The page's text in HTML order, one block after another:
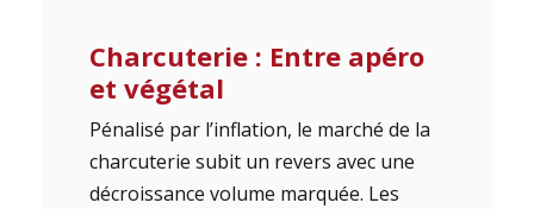
Charcuterie : Entre apéro
et végétal
Pénalisé par l’inflation, le marché de la
charcuterie subit un revers avec une
décroissance volume marquée. Les